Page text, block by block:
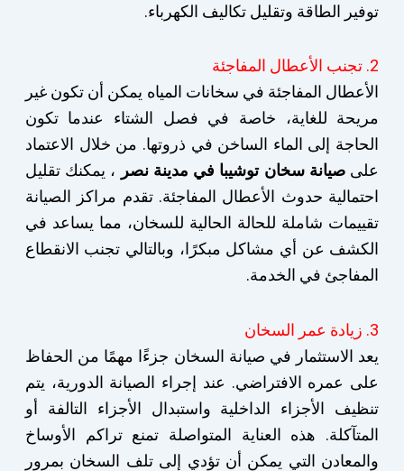
توفير الطاقة وتقليل تكاليف الكهرباء.
2. تجنب الأعطال المفاجئة
الأعطال المفاجئة في سخانات المياه يمكن أن تكون غير
مريحة للغاية، خاصة في فصل الشتاء عندما تكون
الحاجة إلى الماء الساخن في ذروتها. من خلال الاعتماد
علىصيانة سخان توشيبا في مدينة نصر ، يمكنك تقليل
احتمالية حدوث الأعطال المفاجئة. تقدم مراكز الصيانة
تقييمات شاملة للحالة الحالية للسخان، مما يساعد في
الكشف عن أي مشاكل مبكرًا، وبالتالي تجنب الانقطاع
المفاجئ في الخدمة.
3. زيادة عمر السخان
يعد الاستثمار في صيانة السخان جزءًا مهمًا من الحفاظ
على عمره الافتراضي. عند إجراء الصيانة الدورية، يتم
تنظيف الأجزاء الداخلية واستبدال الأجزاء التالفة أو
المتآكلة. هذه العناية المتواصلة تمنع تراكم الأوساخ
والمعادن التي يمكن أن تؤدي إلى تلف السخان بمرور